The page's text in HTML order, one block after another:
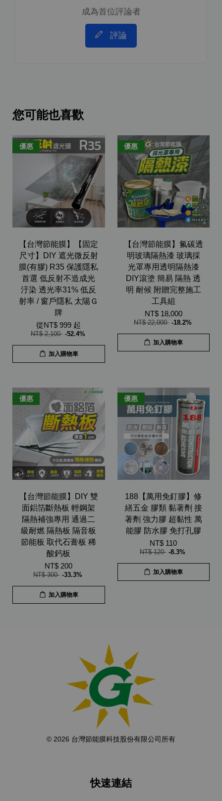
成為首位評論者
評論
您可能也喜歡
優惠
【台灣節能膜】【固定
尺寸】DIY 遮光微反射
膜(有膠) R35 保護隱私
首選 低反射不造成光
汙染 透光率31% 低反
射率 / 窗戶隱私 太陽Ｇ
牌
從NT$ 999 起
NT$ 2,100 -52.4%
加入購物車
優惠
【台灣節能膜】氟碳透
明玻璃隔熱漆 玻璃採
光罩專用透明隔熱漆
DIY滾塗 簡易 隔熱 透
明 耐候 附贈完整施工
工具組
NT$ 18,000
NT$ 22,000 -18.2%
加入購物車
優惠
【台灣節能膜】DIY 雙
面鋁箔斷熱板 輕鋼架
隔熱補強專用 通過二
級耐燃 隔熱板 隔音板
節能板 取代石膏板 稀
酸鈣板
NT$ 200
NT$ 300 -33.3%
加入購物車
優惠
188【萬用免釘膠】修
繕五金 膠類 黏著劑 接
著劑 強力膠 超黏性 萬
能膠 防水膠 免打孔膠
NT$ 110
NT$ 120 -8.3%
加入購物車
© 2026 台灣節能膜科技股份有限公司所有
快速連結